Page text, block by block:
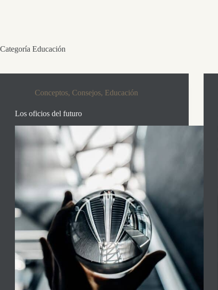
Categoría Educación
Conceptos, Consejos, Educación
Los oficios del futuro